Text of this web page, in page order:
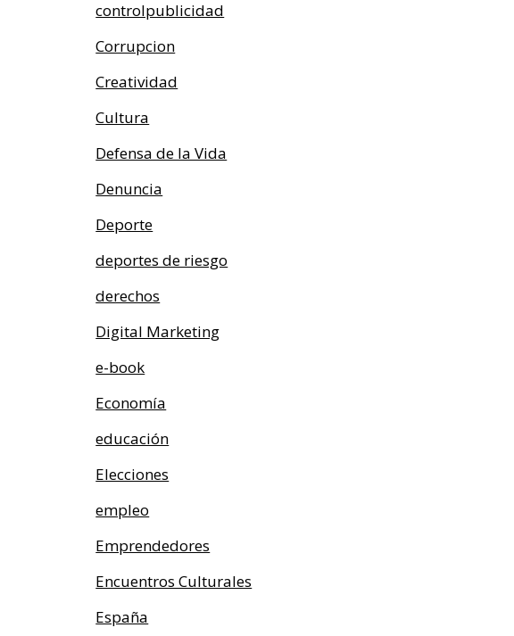
controlpublicidad
Corrupcion
Creatividad
Cultura
Defensa de la Vida
Denuncia
Deporte
deportes de riesgo
derechos
Digital Marketing
e-book
Economía
educación
Elecciones
empleo
Emprendedores
Encuentros Culturales
España